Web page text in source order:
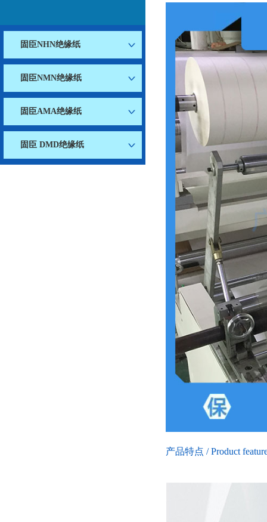
固臣NHN绝缘纸
固臣NMN绝缘纸
固臣AMA绝缘纸
固臣 DMD绝缘纸
产品特点 / Product